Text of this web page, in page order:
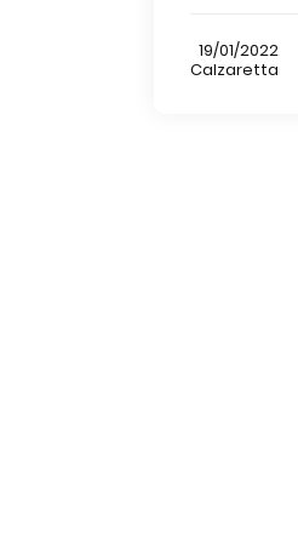
19/01/2022
Calzaretta